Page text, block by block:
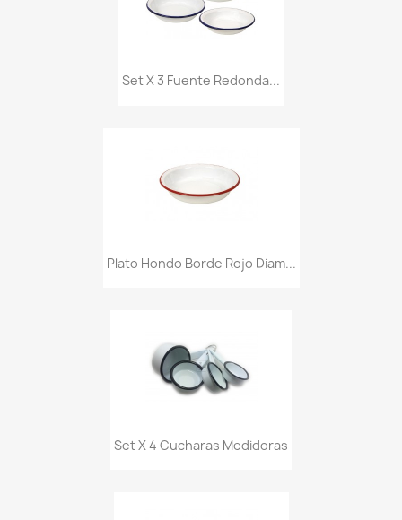
Set X 3 Fuente Redonda...
Plato Hondo Borde Rojo Diam...
Set X 4 Cucharas Medidoras